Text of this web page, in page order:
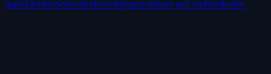
mallsFashionSouvenirsJewellerygroceriesart and craftsbakeries